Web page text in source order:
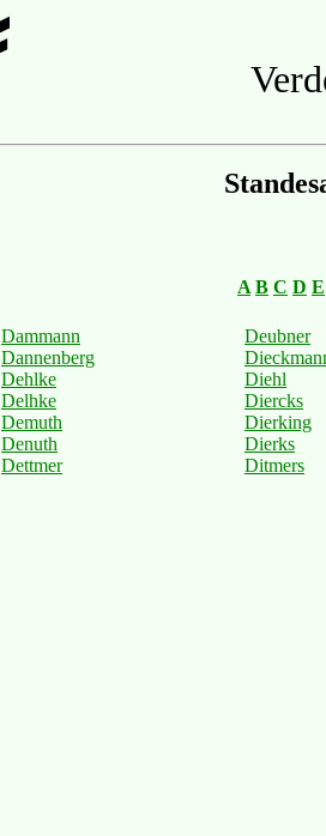
A B C D E
Dammann
Dannenberg
Dehlke
Delhke
Demuth
Denuth
Dettmer
Deubner
Diehl
Diercks
Dierking
Dierks
Ditmers